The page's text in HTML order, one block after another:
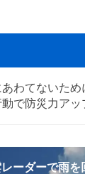
わてないため
で防災力アッ
ーダーで雨を